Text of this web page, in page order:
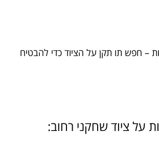
– חפש תו תקן על הציוד כדי להבטיח
על ציוד שחקני רחוב: